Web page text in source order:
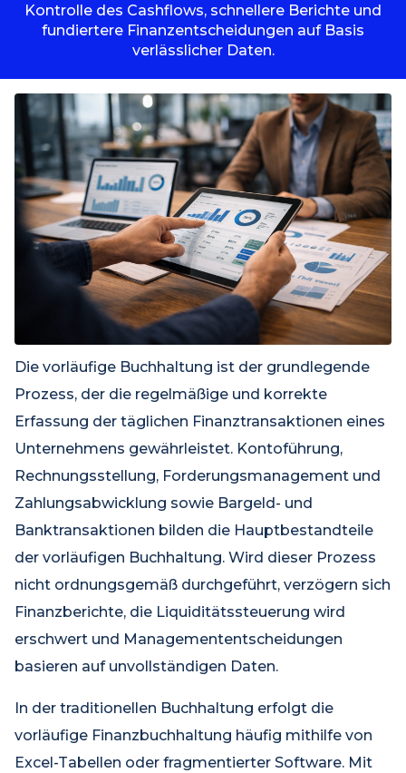
Kontrolle des Cashflows, schnellere Berichte und
fundiertere Finanzentscheidungen auf Basis
verlässlicher Daten.
Die vorläufige Buchhaltung ist der grundlegende
Prozess, der die regelmäßige und korrekte
Erfassung der täglichen Finanztransaktionen eines
Unternehmens gewährleistet. Kontoführung,
Rechnungsstellung, Forderungsmanagement und
Zahlungsabwicklung sowie Bargeld- und
Banktransaktionen bilden die Hauptbestandteile
der vorläufigen Buchhaltung. Wird dieser Prozess
nicht ordnungsgemäß durchgeführt, verzögern sich
Finanzberichte, die Liquiditätssteuerung wird
erschwert und Managemententscheidungen
basieren auf unvollständigen Daten.
In der traditionellen Buchhaltung erfolgt die
vorläufige Finanzbuchhaltung häufig mithilfe von
Excel-Tabellen oder fragmentierter Software. Mit